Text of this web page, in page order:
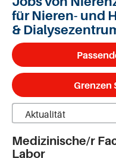
für Nieren- und
&
Grenzen
Medizinische/r
Labor